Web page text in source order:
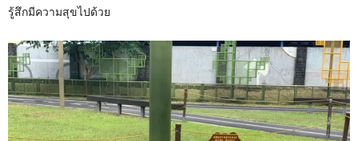
รู้สึกมีความสุขไปด้วย